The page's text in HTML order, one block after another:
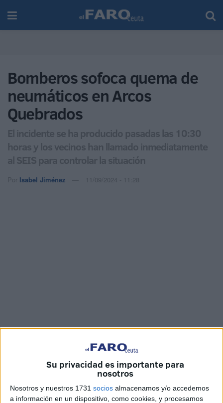
Su privacidad es importante para
nosotros
Nosotros y nuestros 1731 socios almacenamos y/o accedemos
a información en un dispositivo, como cookies, y procesamos
Bomberos sofoca quema de
neumáticos en Arcos
Quebrados
El incidente se ha producido pasadas las 10:30
horas y los vecinos han llamado inmediatamente
al SEIS para controlar la situación
Por Isabel Jiménez 11/09/2024 - 11:28
Una columna de humo negro en la barriada del Príncipe
en Ceuta, concretamente en la zona deArcos